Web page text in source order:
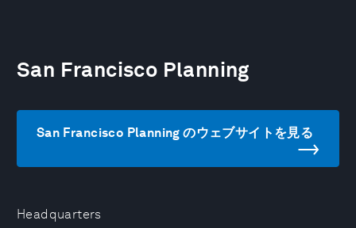
Headquarters
San Francisco Planning
San Francisco Planning のウェブサイトを見る